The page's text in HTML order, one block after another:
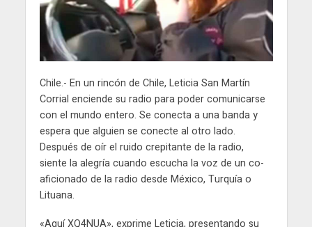
Chile.- En un rincón de Chile, Leticia San Martín
Corrial enciende su radio para poder comunicarse
con el mundo entero. Se conecta a una banda y
espera que alguien se conecte al otro lado.
Después de oír el ruido crepitante de la radio,
siente la alegría cuando escucha la voz de un co-
aficionado de la radio desde México, Turquía o
Lituana.
«Aquí XQ4NUA», exprime Leticia, presentando su